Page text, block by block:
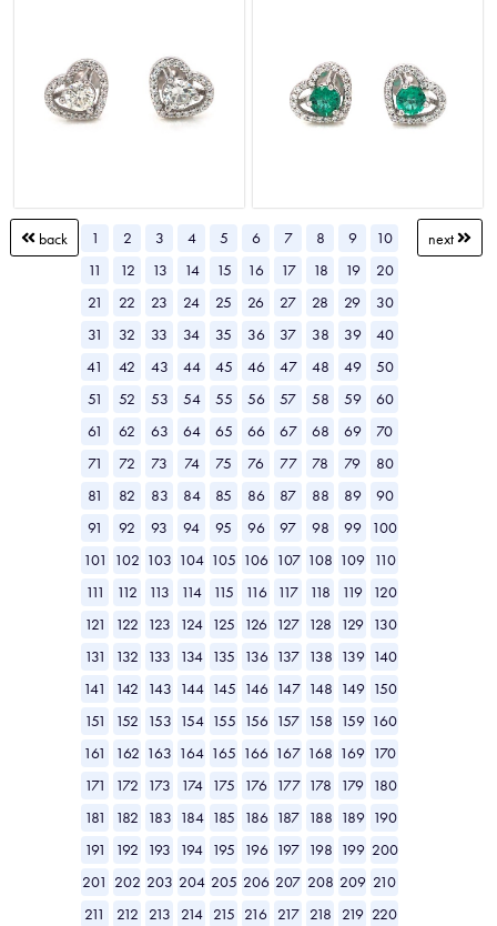
next
1 2 3 4 5 6 7 8 9
10
11
12 13 14 15 16 17 18 19
20
21
22 23 24 25 26 27 28 29
30
31
32 33 34 35 36 37 38 39
40
41
42 43 44 45 46 47 48 49
50
51
52 53 54 55 56 57 58 59
60
61
62 63 64 65 66 67 68 69
70
71
72 73 74 75 76 77 78 79
80
81
82 83 84 85 86 87 88 89
90
91
92 93 94 95 96 97 98 99
100
101
102 103 104 105 106 107 108 109 110
111
112 113 114 115 116 117 118 119
120
121
122 123 124 125 126 127 128 129 130
131
132 133 134 135 136 137 138 139 140
141
142 143 144 145 146 147 148 149 150
151
152 153 154 155 156 157 158 159 160
161
162 163 164 165 166 167 168 169 170
171
172 173 174 175 176 177 178 179 180
181
182 183 184 185 186 187 188 189 190
191
192 193 194 195 196 197 198 199 200
201 202 203 204 205 206 207 208 209 210
211
212 213 214 215 216 217 218 219 220
back